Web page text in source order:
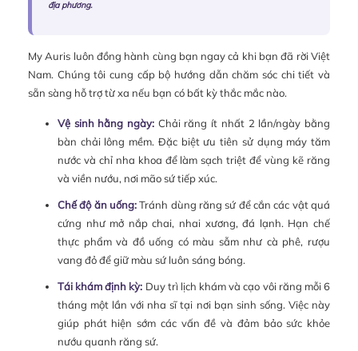
địa phương.
My Auris luôn đồng hành cùng bạn ngay cả khi bạn đã rời Việt
Nam. Chúng tôi cung cấp bộ hướng dẫn chăm sóc chi tiết và
sẵn sàng hỗ trợ từ xa nếu bạn có bất kỳ thắc mắc nào.
Vệ sinh hằng ngày: Chải răng ít nhất 2 lần/ngày bằng
bàn chải lông mềm. Đặc biệt ưu tiên sử dụng máy tăm
nước và chỉ nha khoa để làm sạch triệt để vùng kẽ răng
và viền nướu, nơi mão sứ tiếp xúc.
Chế độ ăn uống:Tránh dùng răng sứ để cắn các vật quá
cứng như mở nắp chai, nhai xương, đá lạnh. Hạn chế
thực phẩm và đồ uống có màu sẫm như cà phê, rượu
vang đỏ để giữ màu sứ luôn sáng bóng.
Tái khám định kỳ: Duy trì lịch khám và cạo vôi răng mỗi 6
tháng một lần với nha sĩ tại nơi bạn sinh sống. Việc này
giúp phát hiện sớm các vấn đề và đảm bảo sức khỏe
nướu quanh răng sứ.